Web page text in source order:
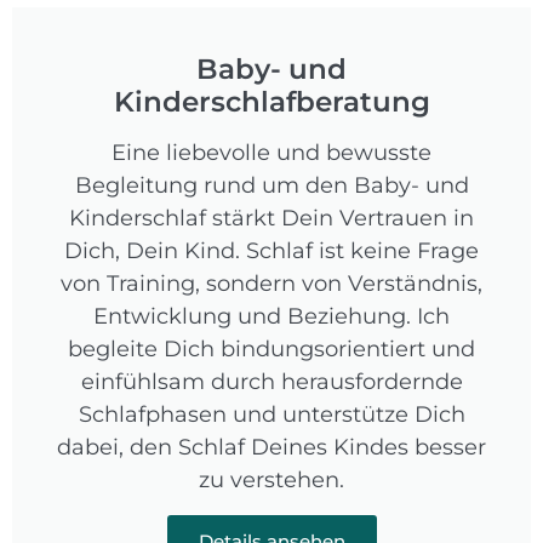
Baby- und
Kinderschlafberatung
Eine liebevolle und bewusste
Begleitung rund um den Baby- und
Kinderschlaf stärkt Dein Vertrauen in
Dich, Dein Kind. Schlaf ist keine Frage
von Training, sondern von Verständnis,
Entwicklung und Beziehung. Ich
begleite Dich bindungsorientiert und
einfühlsam durch herausfordernde
Schlafphasen und unterstütze Dich
dabei, den Schlaf Deines Kindes besser
zu verstehen.